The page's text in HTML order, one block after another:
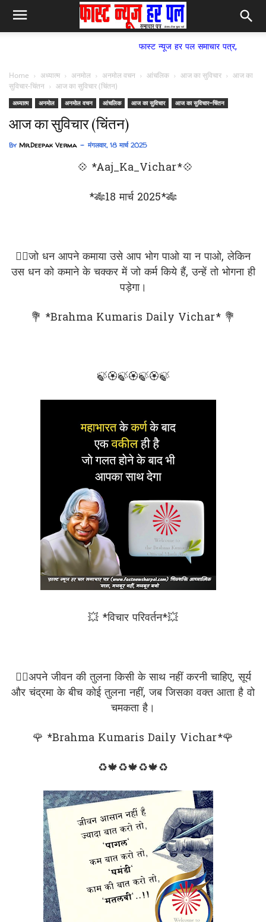
फास्ट न्यूज हर पल समाचार पत्र,
Home अध्यात्म अनमोल अनमोल वचन आंचलिक आज का सुविचार
आज का
सुविचार-चिंतन
आज का सुविचार (चिंतन)
अध्यात्म अनमोल अनमोल वचन आंचलिक आज का सुविचार आज का सुविचार-चिंतन
आज का सुविचार (चिंतन)
By Mr.Deepak Verma मंगलवार, 18 मार्च 2025
💠 *Aaj_Ka_Vichar*💠
*🎋18 मार्च 2025*🎋
✍🏻जो धन आपने कमाया उसे आप भोग पाओ या न पाओ, लेकिन
उस धन को कमाने के चक्कर में जो कर्म किये हैं, उन्हें तो भोगना ही
पड़ेगा।
💐 *Brahma Kumaris Daily Vichar* 💐
🍃🏵🍃🏵🍃🏵🍃
💥 *विचार परिवर्तन*💥
✍🏻अपने जीवन की तुलना किसी के साथ नहीं करनी चाहिए, सूर्य
और चंद्रमा के बीच कोई तुलना नहीं, जब जिसका वक्त आता है वो
चमकता है।
🌹 *Brahma Kumaris Daily Vichar*🌹
♻🍁♻🍁♻🍁♻